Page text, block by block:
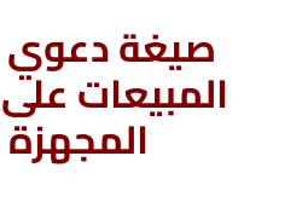
صيغة دعوي
المبيعات